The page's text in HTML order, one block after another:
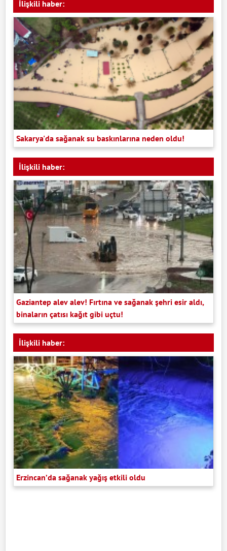
İlişkili haber:
Sakarya'da sağanak su baskınlarına neden oldu!
İlişkili haber:
Gaziantep alev alev! Fırtına ve sağanak şehri esir aldı,
binaların çatısı kağıt gibi uçtu!
İlişkili haber:
Erzincan’da sağanak yağış etkili oldu